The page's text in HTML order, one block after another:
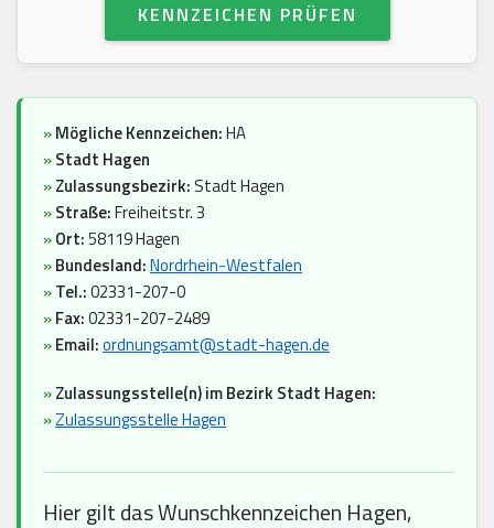
KENNZEICHEN PRÜFEN
»Mögliche Kennzeichen:HA
»Stadt Hagen
»Zulassungsbezirk: Stadt Hagen
»Straße:Freiheitstr. 3
»Ort:58119 Hagen
»Bundesland:Nordrhein-Westfalen
»Tel.:02331-207-0
»Fax:02331-207-2489
»Email:ordnungsamt@stadt-hagen.de
»Zulassungsstelle(n) im Bezirk Stadt Hagen:
»Zulassungsstelle Hagen
Hier gilt das Wunschkennzeichen Hagen,